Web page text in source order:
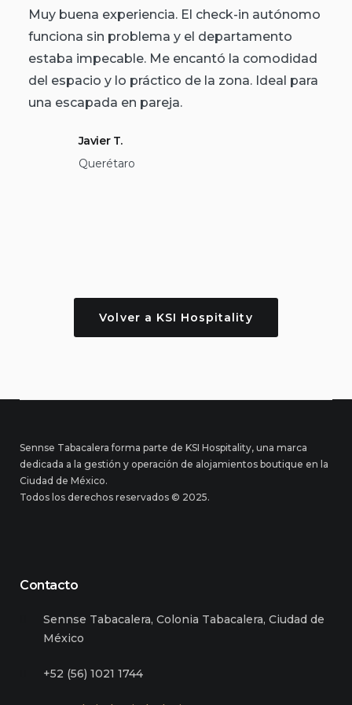
Muy buena experiencia. El check-in autónomo
funciona sin problema y el departamento
estaba impecable. Me encantó la comodidad
del espacio y lo práctico de la zona. Ideal para
una escapada en pareja.
Javier T.
Querétaro
Volver a KSI Hospitality
Sennse Tabacalera forma parte de KSI Hospitality, una marca
dedicada a la gestión y operación de alojamientos boutique en la
Ciudad de México.
Todos los derechos reservados © 2025.
Contacto
Sennse Tabacalera, Colonia Tabacalera, Ciudad de
México
+52 (56) 1021 1744